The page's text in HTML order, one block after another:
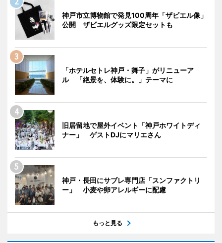
神戸市立博物館で発見100周年「ザビエル像」
公開 ザビエルグッズ限定セットも
「ホテルセトレ神戸・舞子」がリニューア
ル 「絶景を、体験に。」テーマに
旧居留地で屋外イベント「神戸ホワイトディ
ナー」 ゲストDJにマリエさん
神戸・長田にサブレ専門店「スンファクトリ
ー」 小麦や卵アレルギーに配慮
もっと見る